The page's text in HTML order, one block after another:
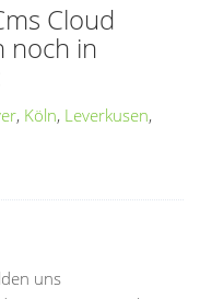
Cloud
noch in
, Köln, Leverkusen,
uns